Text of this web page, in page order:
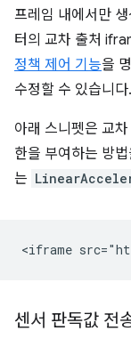
프레임 내에서만
터의 교차 출처
정책 제어 기능을
수정할 수 있습니다.
아래 스니펫은 교
한을 부여하는 방
는
센서 판독값 전